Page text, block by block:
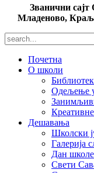
Званични
Младеново,
Почетна
О школи
Одељење
Дешавања
Школски
Галерија
Дан школе
Свети